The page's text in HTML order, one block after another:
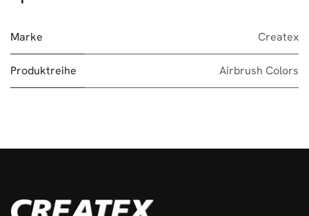
Marke Createx
Produktreihe Airbrush Colors